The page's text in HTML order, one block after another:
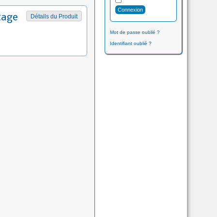
Mot de passe oublié ?
Identifiant oublié ?
Détails du Produit